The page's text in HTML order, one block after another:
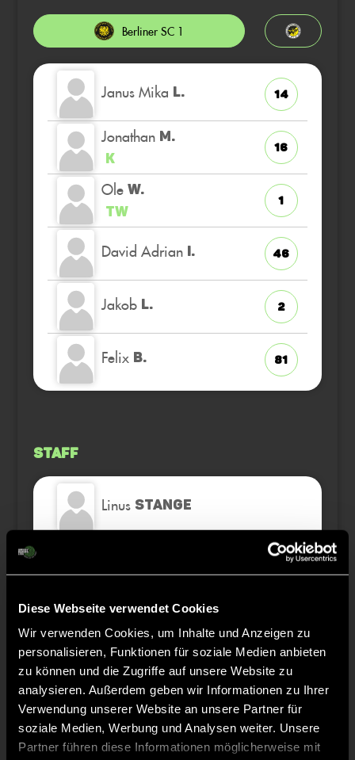
Diese Webseite verwendet Cookies
Wir verwenden Cookies, um Inhalte und Anzeigen zu
personalisieren, Funktionen für soziale Medien anbieten
zu können und die Zugriffe auf unsere Website zu
analysieren. Außerdem geben wir Informationen zu Ihrer
Verwendung unserer Website an unsere Partner für
soziale Medien, Werbung und Analysen weiter. Unsere
Partner führen diese Informationen möglicherweise mit
Berliner SC 1
Janus Mika L. 14
Jonathan M.
K
16
Ole W.
TW
1
David Adrian I. 46
Jakob L. 2
Felix B. 81
Staff
Linus STANGE
Paul Anton OLFE
Konrad MEISSNER